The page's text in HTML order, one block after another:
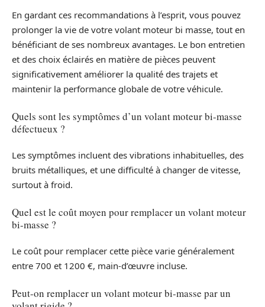
En gardant ces recommandations à l’esprit, vous pouvez
prolonger la vie de votre volant moteur bi masse, tout en
bénéficiant de ses nombreux avantages. Le bon entretien
et des choix éclairés en matière de pièces peuvent
significativement améliorer la qualité des trajets et
maintenir la performance globale de votre véhicule.
Quels sont les symptômes d’un volant moteur bi-masse
défectueux ?
Les symptômes incluent des vibrations inhabituelles, des
bruits métalliques, et une difficulté à changer de vitesse,
surtout à froid.
Quel est le coût moyen pour remplacer un volant moteur
bi-masse ?
Le coût pour remplacer cette pièce varie généralement
entre 700 et 1200 €, main-d’œuvre incluse.
Peut-on remplacer un volant moteur bi-masse par un